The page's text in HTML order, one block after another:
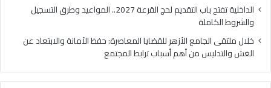
الداخلية تفتح باب التقديم لحج القرعة 2027.. المواعيد وطرق التسجيل
والشروط الكاملة
خلال ملتقى الجامع الأزهر للقضايا المعاصرة: حفظ الأمانة والابتعاد عن
الغش والتدليس من أهم أسباب ترابط المجتمع